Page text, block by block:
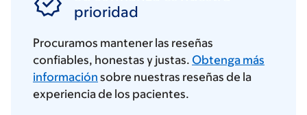
prioridad
Procuramos mantener las reseñas
confiables, honestas y justas. Obtenga más
información sobre nuestras reseñas de la
experiencia de los pacientes.